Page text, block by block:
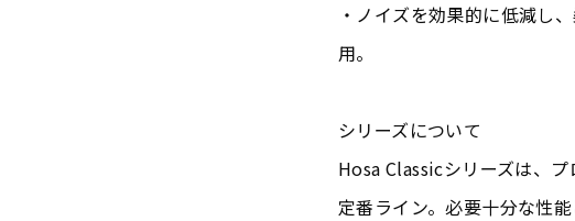
・ノイズを効果的に低減し
用。
シリーズについて
Hosa Classicシリーズは、
定番ライン。必要十分な性